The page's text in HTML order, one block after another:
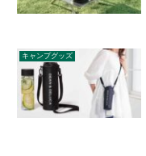
キャンプグッズ